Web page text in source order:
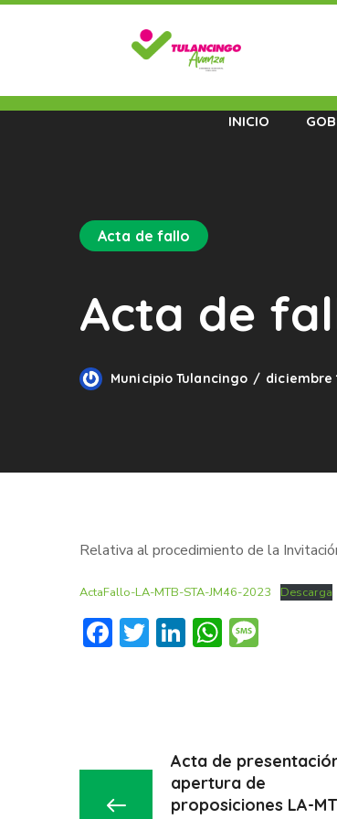
INICIO
Acta de fallo
Acta de
Municipio Tulancingo diciembre
Relativa al procedimiento de la
ActaFallo-LA-MTB-STA-JM46-2023 Descarga
Facebook
Twitter
LinkedIn
Acta de
apertura de
proposiciones LA-